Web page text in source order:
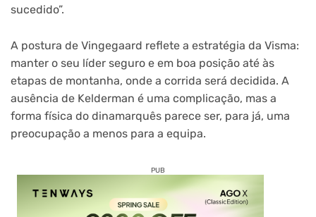
sucedido”.
A postura de Vingegaard reflete a estratégia da Visma:
manter o seu líder seguro e em boa posição até às
etapas de montanha, onde a corrida será decidida. A
ausência de Kelderman é uma complicação, mas a
forma física do dinamarquês parece ser, para já, uma
preocupação a menos para a equipa.
PUB